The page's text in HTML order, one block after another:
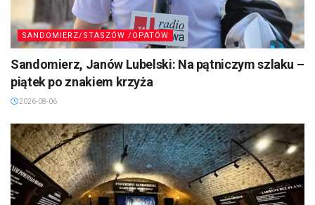
SANDOMIERZ/STASZÓW /OPATÓW
Sandomierz, Janów Lubelski: Na pątniczym szlaku –
piątek po znakiem krzyża
2026-08-06